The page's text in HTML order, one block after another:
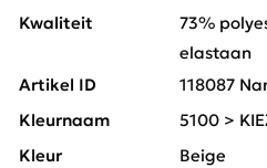
Kwaliteit
73%
elastaan
Artikel ID
118087
Kleurnaam
5100 >
Kleur
Beige